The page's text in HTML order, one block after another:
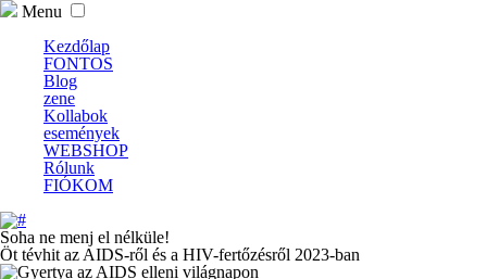
Menu
Kezdőlap
FONTOS
Blog
zene
Kollabok
események
WEBSHOP
Rólunk
FIÓKOM
Soha ne menj el nélküle!
Öt tévhit az AIDS-ről és a HIV-fertőzésről 2023-ban